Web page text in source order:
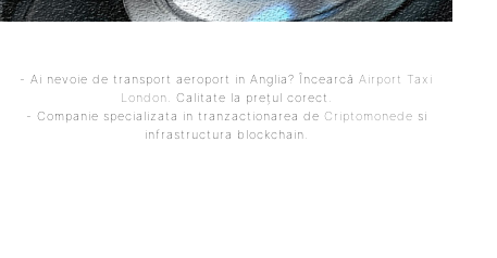
- Ai nevoie de transport aeroport in Anglia? Încearcă Airport Taxi
London. Calitate la prețul corect.
- Companie specializata in tranzactionarea de Criptomonede si
infrastructura blockchain.